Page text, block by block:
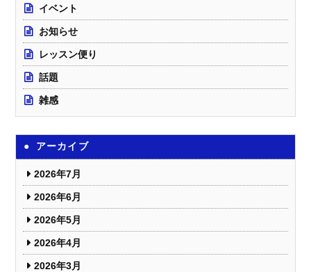
イベント
お知らせ
レッスン便り
話題
雑感
アーカイブ
2026年7月
2026年6月
2026年5月
2026年4月
2026年3月